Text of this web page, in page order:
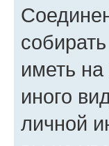
иметь
иного
личной